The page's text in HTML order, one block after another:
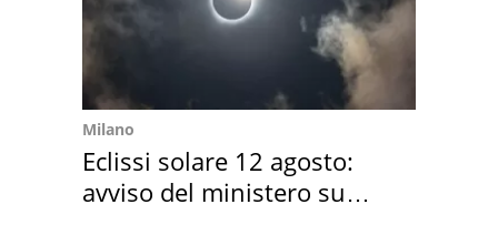
Milano
Eclissi solare 12 agosto:
avviso del ministero su